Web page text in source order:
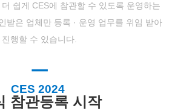
쉽게 CES에 참관할 수 있도록 운영하는
받은 업체만 등록 · 운영 업무를 위임 받아
진행할 수 있습니다.
ㅡ
CES 2024
참관등록 시작